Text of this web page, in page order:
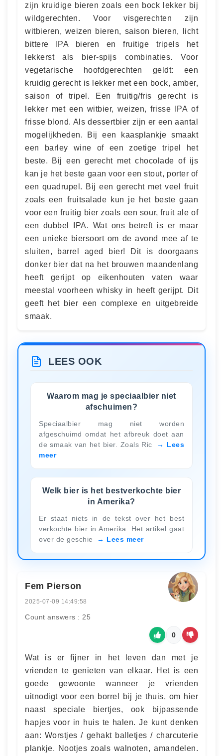
zijn kruidige bieren zoals een bock lekker bij
wildgerechten. Voor visgerechten zijn
witbieren, weizen bieren, saison bieren, licht
bittere IPA bieren en fruitige tripels het
lekkerst als bier-spijs combinaties. Voor
vegetarische hoofdgerechten geldt: een
kruidig gerecht is lekker met een bock, amber,
saison of tripel. Een fruitig/fris gerecht is
lekker met een witbier, weizen, frisse IPA of
frisse blond. Als dessertbier zijn er een aantal
mogelijkheden. Bij een kaasplankje smaakt
een barley wine of een zoetige tripel het
beste. Bij een gerecht met chocolade of ijs
kan je het beste gaan voor een stout, porter of
een quadrupel. Bij een gerecht met veel fruit
zoals een fruitsalade kun je het beste gaan
voor een fruitig bier zoals een sour, fruit ale of
een dubbel IPA. Wat ons betreft is er maar
een unieke biersoort om de avond mee af te
sluiten, barrel aged bier! Dit is doorgaans
donker bier dat na het brouwen maandenlang
heeft gerijpt op eikenhouten vaten waar
meestal voorheen whisky in heeft gerijpt. Dit
geeft het bier een complexe en uitgebreide
smaak.
LEES OOK
Waarom mag je speciaalbier niet
afschuimen?
Speciaalbier mag niet worden
afgeschuimd omdat het afbreuk doet aan
de smaak van het bier. Zoals Ric
Lees
meer
Welk bier is het bestverkochte bier
in Amerika?
Er staat niets in de tekst over het best
verkochte bier in Amerika. Het artikel gaat
over de geschie
Lees meer
Fem Pierson
2025-07-09 14:49:58
Count answers : 25
0
Wat is er fijner in het leven dan met je
vrienden te genieten van elkaar. Het is een
goede gewoonte wanneer je vrienden
uitnodigt voor een borrel bij je thuis, om hier
naast speciale biertjes, ook bijpassende
hapjes voor in huis te halen. Je kunt denken
aan: Worstjes / gehakt balletjes / charcuterie
plankje. Nootjes zoals walnoten, amandelen.